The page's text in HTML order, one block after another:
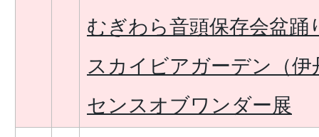
むぎわら音頭保存会盆踊
スカイビアガーデン（
センスオブワンダー展